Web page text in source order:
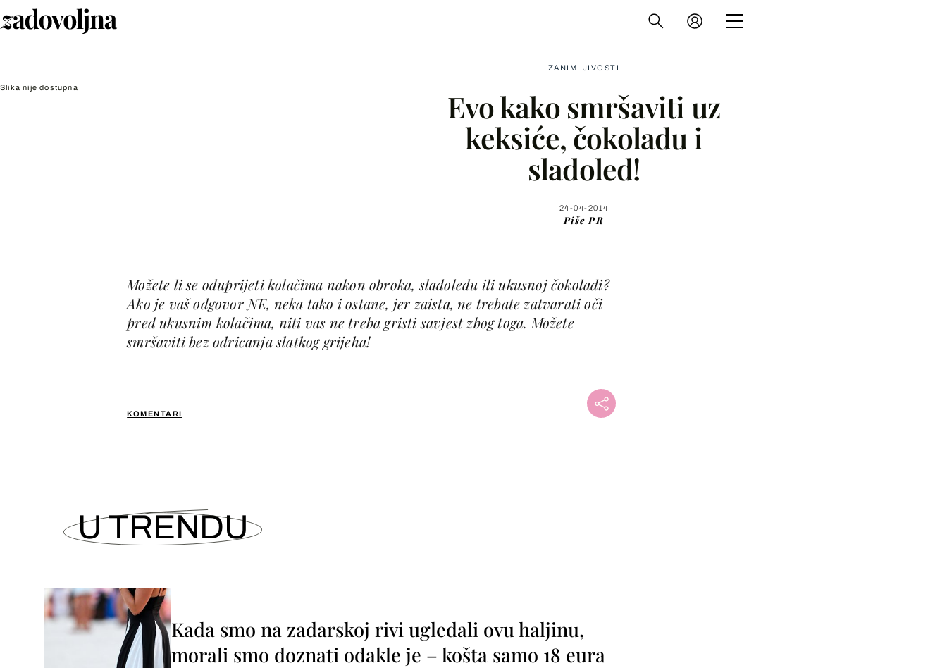
Slika nije dostupna
ZANIMLJIVOSTI
Evo kako smršaviti uz
keksiće, čokoladu i
sladoled!
24-04-2014
Piše PR
KOMENTARI
Možete li se oduprijeti kolačima nakon obroka, sladoledu ili ukusnoj čokoladi?
Ako je vaš odgovor NE, neka tako i ostane, jer zaista, ne trebate zatvarati oči
pred ukusnim kolačima, niti vas ne treba gristi savjest zbog toga. Možete
smršaviti bez odricanja slatkog grijeha!
Viber
U TRENDU
Kada smo na zadarskoj rivi ugledali ovu haljinu,
morali smo doznati odakle je – košta samo 18 eura